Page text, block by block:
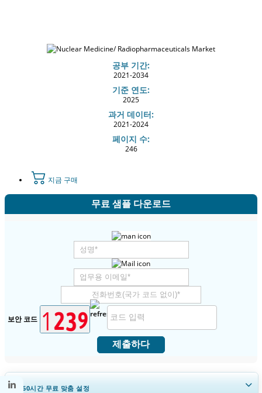
공부 기간:
2021-2034
기준 연도:
2025
과거 데이터:
2021-2024
페이지 수:
246
지금 구매
무료 샘플 다운로드
보안 코드
제출하다
30~60시간무료 맞춤 설정